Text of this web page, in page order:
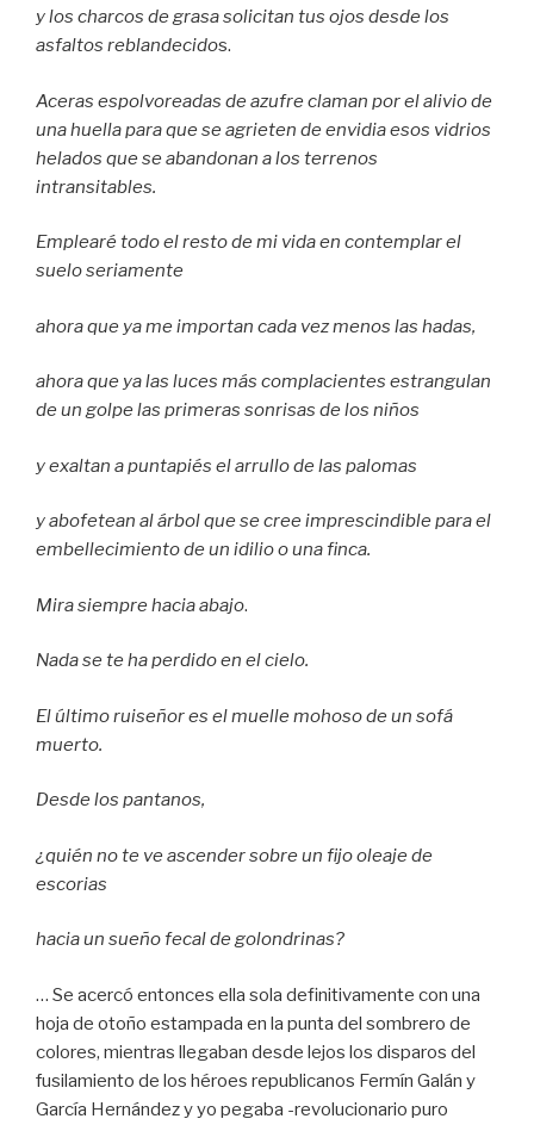
y los charcos de grasa solicitan tus ojos desde los
asfaltos reblandecidos.
Aceras espolvoreadas de azufre claman por el alivio de
una huella para que se agrieten de envidia esos vidrios
helados que se abandonan a los terrenos
intransitables.
Emplearé todo el resto de mi vida en contemplar el
suelo seriamente
ahora que ya me importan cada vez menos las hadas,
ahora que ya las luces más complacientes estrangulan
de un golpe las primeras sonrisas de los niños
y exaltan a puntapiés el arrullo de las palomas
y abofetean al árbol que se cree imprescindible para el
embellecimiento de un idilio o una finca.
Mira siempre hacia abajo.
Nada se te ha perdido en el cielo.
El último ruiseñor es el muelle mohoso de un sofá
muerto.
Desde los pantanos,
¿quién no te ve ascender sobre un fijo oleaje de
escorias
hacia un sueño fecal de golondrinas?
… Se acercó entonces ella sola definitivamente con una
hoja de otoño estampada en la punta del sombrero de
colores, mientras llegaban desde lejos los disparos del
fusilamiento de los héroes republicanos Fermín Galán y
García Hernández y yo pegaba -revolucionario puro